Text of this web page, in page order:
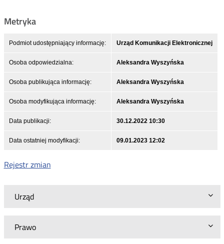
Urząd
Prawo
Metryka
Podmiot udostępniający informację: Urząd Komunikacji Elektronicznej
Osoba odpowiedzialna: Aleksandra Wyszyńska
Osoba publikująca informację: Aleksandra Wyszyńska
Osoba modyfikująca informację: Aleksandra Wyszyńska
Data publikacji: 30.12.2022 10:30
Data ostatniej modyfikacji: 09.01.2023 12:02
Rejestr zmian